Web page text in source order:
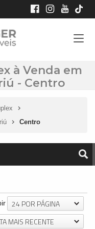
à Venda em
- Centro
Centro
24 POR PÁGINA
MAIS RECENTE